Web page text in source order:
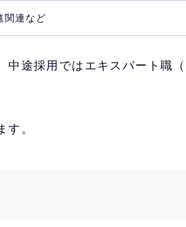
関連など
中途採用ではエキスパート職
。